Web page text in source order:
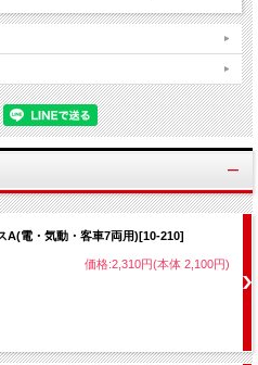
A(電・気動・客車7両用)[10-210]
価格:2,310円(本体 2,100円)